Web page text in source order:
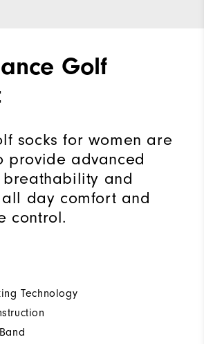
Golf
socks for women are
provide advanced
breathability and
day comfort and
control.
Technology